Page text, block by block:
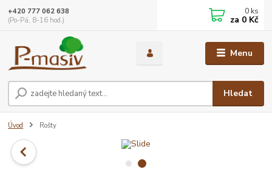
Menu
Hledat
+420 777 062 638
(Po-Pá, 8-16 hod.)
0 ks
za 0 Kč
Úvod Rošty